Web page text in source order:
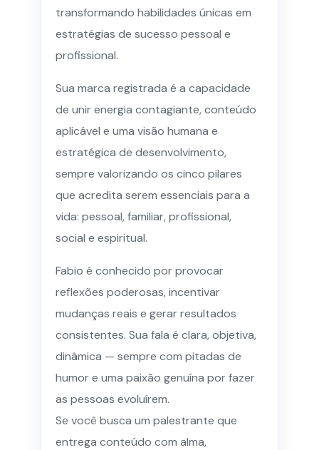
transformando habilidades únicas em
estratégias de sucesso pessoal e
profissional.
Sua marca registrada é a capacidade
de unir energia contagiante, conteúdo
aplicável e uma visão humana e
estratégica de desenvolvimento,
sempre valorizando os cinco pilares
que acredita serem essenciais para a
vida: pessoal, familiar, profissional,
social e espiritual.
Fabio é conhecido por provocar
reflexões poderosas, incentivar
mudanças reais e gerar resultados
consistentes. Sua fala é clara, objetiva,
dinâmica — sempre com pitadas de
humor e uma paixão genuína por fazer
as pessoas evoluírem.
Se você busca um palestrante que
entrega conteúdo com alma,